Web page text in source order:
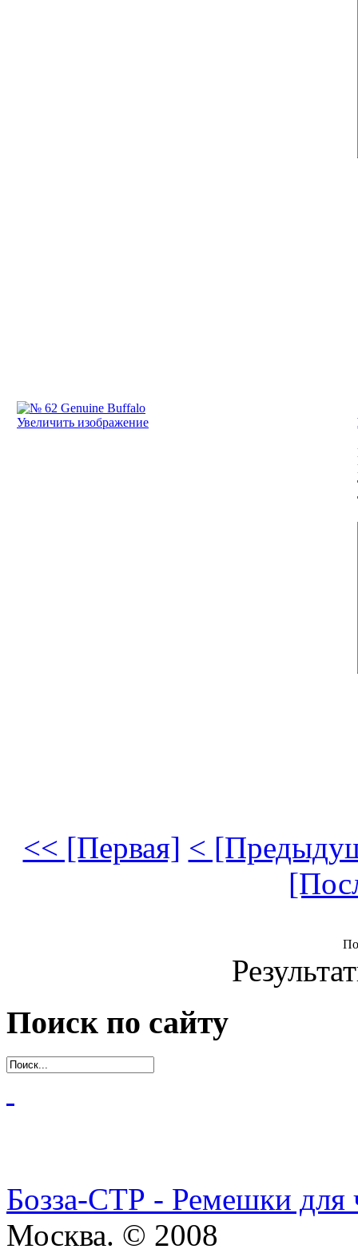
Увеличить изображение
<< [Первая] <
Поиск по сайту
Бозза-СТР - Ремешки для
Москва. © 2008